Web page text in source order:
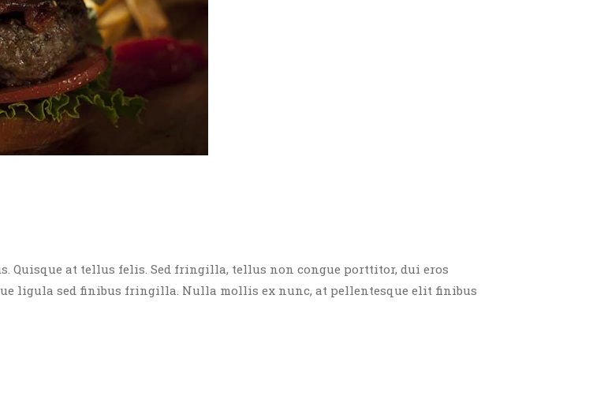
Quisque at tellus felis. Sed fringilla, tellus non congue porttitor, dui eros
ligula sed finibus fringilla. Nulla mollis ex nunc, at pellentesque elit finibus